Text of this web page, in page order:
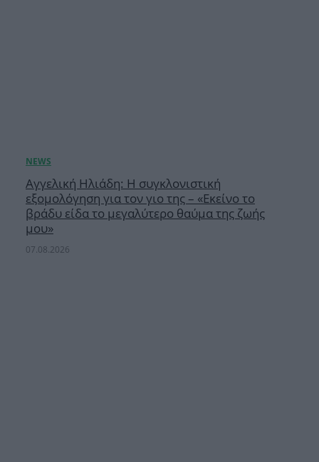
Αγγελική Ηλιάδη: Η συγκλονιστική
εξομολόγηση για τον γιο της – «Εκείνο το
βράδυ είδα το μεγαλύτερο θαύμα της ζωής
μου»
07.08.2026